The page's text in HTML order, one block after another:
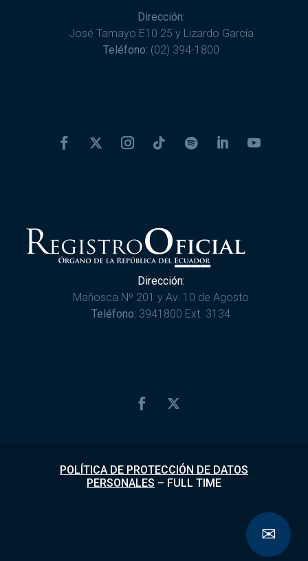
Dirección:
José Tamayo E10 25 y Lizardo García
Teléfono: (02) 394-1800
Dirección:
Mañosca Nº 201 y Av. 10 de Agosto
Teléfono: 3941800 Ext. 3134
POLÍTICA DE PROTECCIÓN DE DATOS
PERSONALES – FULL TIME
✉